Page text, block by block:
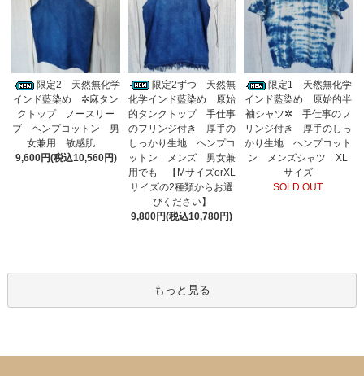
限定2 天然無化学
インド藍染め ✲麻タン
クトップ ノースリー
ブ ヘンプコットン 男
女兼用 敏感肌
9,600円(税込10,560円)
限定2ずつ 天然無
化学インド藍染め 原始
的タンクトップ 手仕事
のフリンジ付き 厚手の
しっかり生地 ヘンプコ
ットン メンズ 男女兼
用でも 【MサイズorXL
サイズの2種類からお選
びください】
9,800円(税込10,780円)
限定1 天然無化学
インド藍染め 原始的半
袖シャツ✲ 手仕事のフ
リンジ付き 厚手のしっ
かり生地 ヘンプコット
ン メンズシャツ XL
サイズ
SOLD OUT
もっと見る